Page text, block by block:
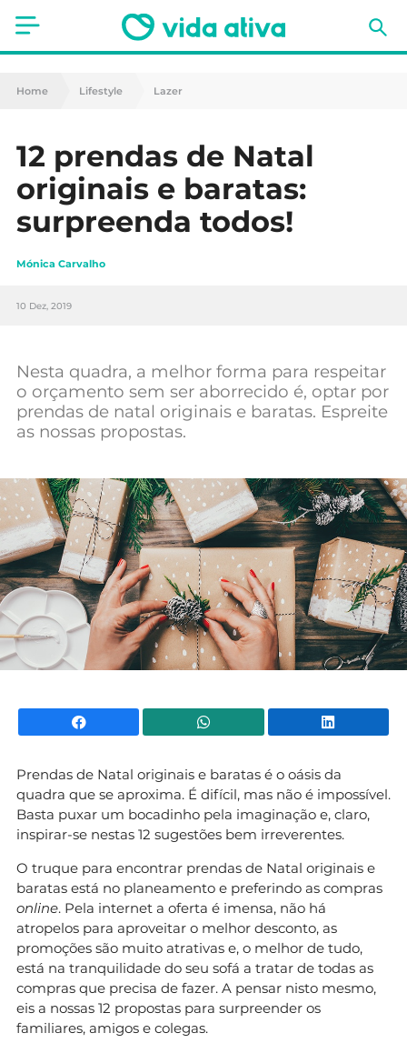
Saúde
Nutrição
Receitas
Fitness
Mães e Bebés
Home Lifestyle Lazer
12 prendas de Natal
originais e baratas:
surpreenda todos!
Mónica Carvalho
10 Dez, 2019
Nesta quadra, a melhor forma para respeitar
o orçamento sem ser aborrecido é, optar por
prendas de natal originais e baratas. Espreite
as nossas propostas.
Facebook WhatsApp
Prendas de Natal originais e baratas é o oásis da
quadra que se aproxima. É difícil, mas não é impossível.
Basta puxar um bocadinho pela imaginação e, claro,
inspirar-se nestas 12 sugestões bem irreverentes.
O truque para encontrar prendas de Natal originais e
baratas está no planeamento e preferindo as compras
online. Pela internet a oferta é imensa, não há
atropelos para aproveitar o melhor desconto, as
promoções são muito atrativas e, o melhor de tudo,
está na tranquilidade do seu sofá a tratar de todas as
compras que precisa de fazer. A pensar nisto mesmo,
eis a nossas 12 propostas para surpreender os
familiares, amigos e colegas.